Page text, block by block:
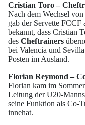
Cristian Toro –
Nach dem Wechsel
gab der Servette FCCF
bekannt, dass Cristian
des Cheftrainers
bei Valencia und
Posten im Ausland.
Florian Reymond –
Florian kam im
Leitung der U20-
seine Funktion als Co-
innehat.